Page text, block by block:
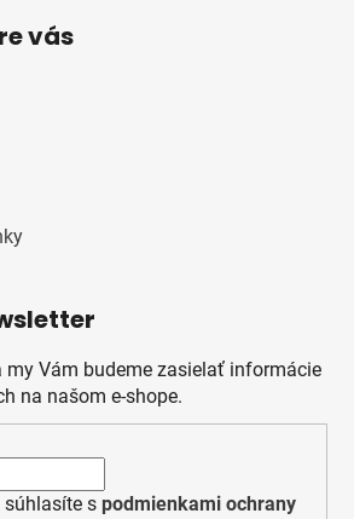
vás
my Vám budeme zasielať informácie
na našom e-shope.
súhlasíte s podmienkami ochrany